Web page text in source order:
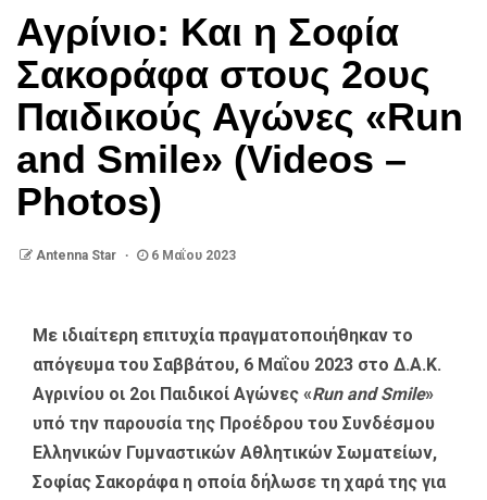
Αγρίνιο: Και η Σοφία
Σακοράφα στους 2ους
Παιδικούς Αγώνες «Run
and Smile» (Videos –
Photos)
Antenna Star 6 Μαΐου 2023
Με ιδιαίτερη επιτυχία πραγματοποιήθηκαν το
απόγευμα του Σαββάτου, 6 Μαΐου 2023 στο Δ.Α.Κ.
Αγρινίου οι 2οι Παιδικοί Αγώνες «Run and Smile»
υπό την παρουσία της Προέδρου του Συνδέσμου
Ελληνικών Γυμναστικών Αθλητικών Σωματείων,
Σοφίας Σακοράφα η οποία δήλωσε τη χαρά της για